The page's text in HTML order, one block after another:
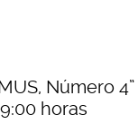
Número 4”
horas